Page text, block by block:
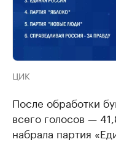
ЦИК
После обработки
всего голосов —
набрала партия